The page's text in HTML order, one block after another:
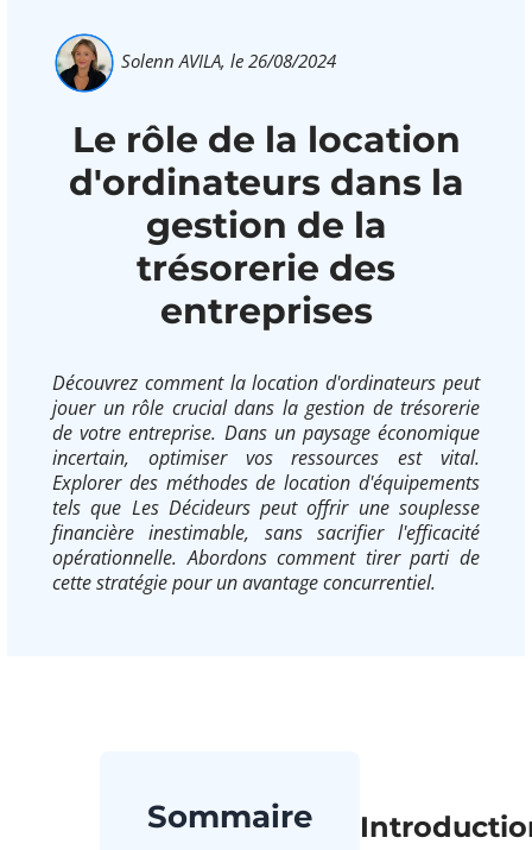
Solenn AVILA, le 26/08/2024
Le rôle de la location
d'ordinateurs dans la
gestion de la
trésorerie des
entreprises
Découvrez comment la location d'ordinateurs peut
jouer un rôle crucial dans la gestion de trésorerie
de votre entreprise. Dans un paysage économique
incertain, optimiser vos ressources est vital.
Explorer des méthodes de location d'équipements
tels que Les Décideurs peut offrir une souplesse
financière inestimable, sans sacrifier l'efficacité
opérationnelle. Abordons comment tirer parti de
cette stratégie pour un avantage concurrentiel.
Sommaire